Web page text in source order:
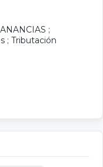
;
; Tributación